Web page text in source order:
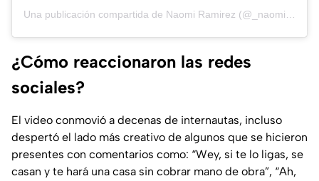
¿Cómo reaccionaron las redes
sociales?
El video conmovió a decenas de internautas, incluso
despertó el lado más creativo de algunos que se hicieron
presentes con comentarios como: “Wey, si te lo ligas, se
casan y te hará una casa sin cobrar mano de obra”, “Ah,